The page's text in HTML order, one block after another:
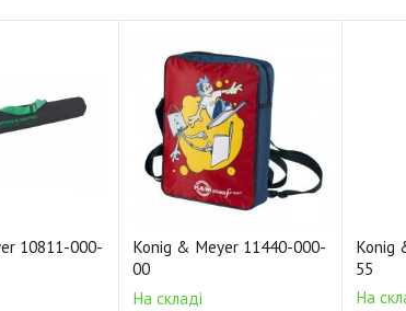
10811-000-
Konig & Meyer 11440-000-
00
На складі
Konig
55
На